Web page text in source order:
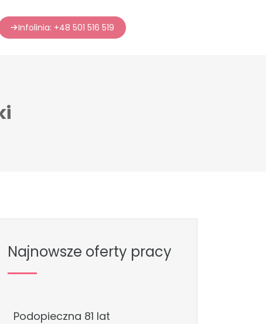
Infolinia: +48 501 516 519
Najnowsze oferty pracy
Podopieczna 81 lat